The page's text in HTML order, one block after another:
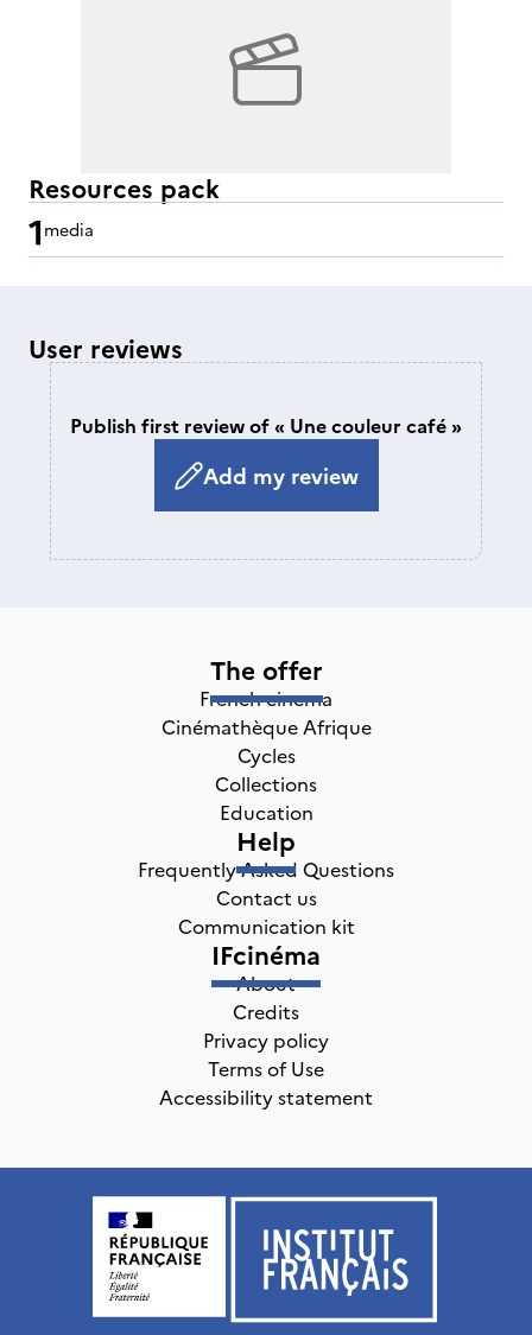
Resources pack
1media
User reviews
Publish first review of « Une couleur café »
Add my review
The offer
French cinema
Cinémathèque Afrique
Cycles
Collections
Education
Help
Frequently Asked Questions
Contact us
Communication kit
IFcinéma
About
Credits
Privacy policy
Terms of Use
Accessibility statement